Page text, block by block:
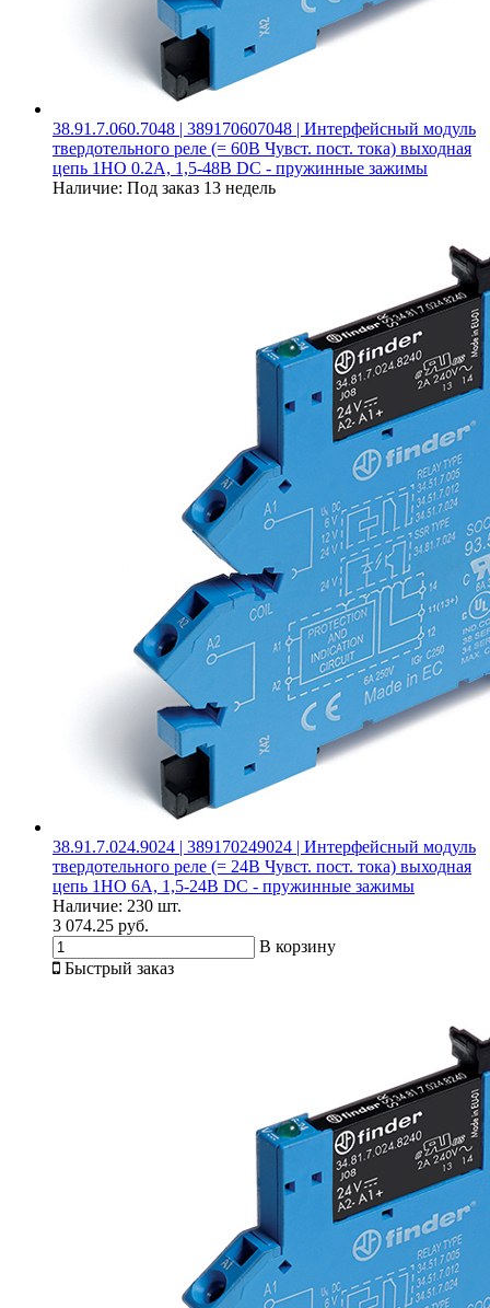
38.91.7.060.7048 | 389170607048 | Интерфейсный модуль
твердотельного реле (= 60В Чувст. пост. тока) выходная
цепь 1НО 0.2А, 1,5-48В DC - пружинные зажимы
Наличие: Под заказ 13 недель
38.91.7.024.9024 | 389170249024 | Интерфейсный модуль
твердотельного реле (= 24В Чувст. пост. тока) выходная
цепь 1НО 6А, 1,5-24В DC - пружинные зажимы
Наличие: 230 шт.
3 074.25 руб.
В корзину
Быстрый заказ